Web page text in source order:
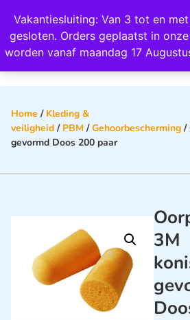
Vakantiesluiting: Van 3 tot en
gesloten. Orders geplaatst in
worden vanaf maandag 17
Wij scoren een 4,8
Home / Kleding &
veiligheid / PBM /Gehoorbescherming /
gevormd Doos 200 paar
3M